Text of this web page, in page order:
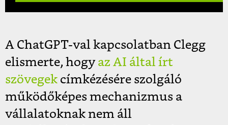
A ChatGPT-val kapcsolatban Clegg
elismerte, hogy az AI által írt
szövegek címkézésére szolgáló
működőképes mechanizmus a
vállalatoknak nem áll